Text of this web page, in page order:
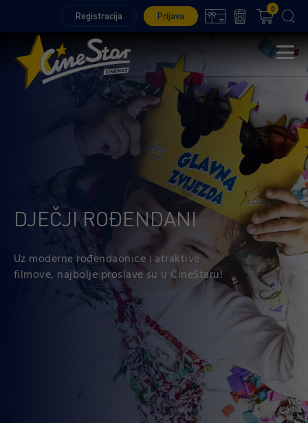
Registracija Prijava
0
DJEČJI ROĐENDANI
Uz moderne rođendaonice i atraktive
filmove, najbolje proslave su u CineStaru!